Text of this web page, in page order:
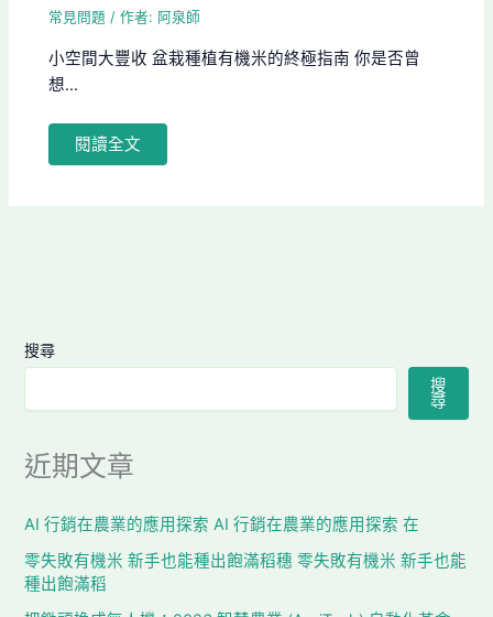
常見問題 / 作者: 阿泉師
小空間大豐收 盆栽種植有機米的終極指南 你是否曾
想...
閱讀全文
搜尋
搜
尋
近期文章
AI 行銷在農業的應用探索 AI 行銷在農業的應用探索 在
零失敗有機米 新手也能種出飽滿稻穗 零失敗有機米 新手也能
種出飽滿稻